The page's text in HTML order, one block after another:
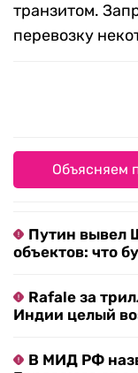
транзитом.
перевозку
Объясняем
Путин вывел
объектов: что
Rafale за
Индии целый
В МИД РФ